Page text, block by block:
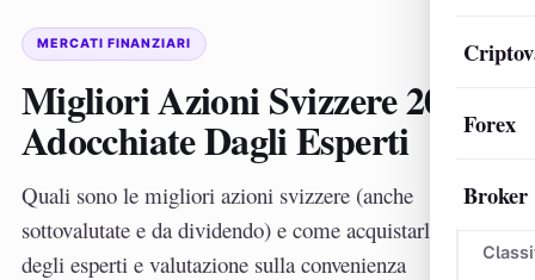
Forex
Broker
MERCATI FINANZIARI
Migliori Azioni Svizzere 2025
Adocchiate Dagli Esperti
Quali sono le migliori azioni svizzere (anche
sottovalutate e da dividendo) e come acquistarle: analisi
degli esperti e valutazione sulla convenienza